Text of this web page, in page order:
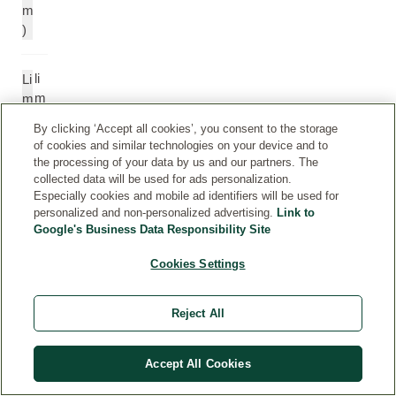
m
)
Li
m
li
m
n
è
n
e
ol
itrtr
By clicking ‘Accept all cookies’, you consent to the storage
of cookies and similar technologies on your device and to
the processing of your data by us and our partners. The
collected data will be used for ads personalization.
Especially cookies and mobile ad identifiers will be used for
personalized and non-personalized advertising. Link to
Google's Business Data Responsibility Site
Cookies Settings
Reject All
Accept All Cookies